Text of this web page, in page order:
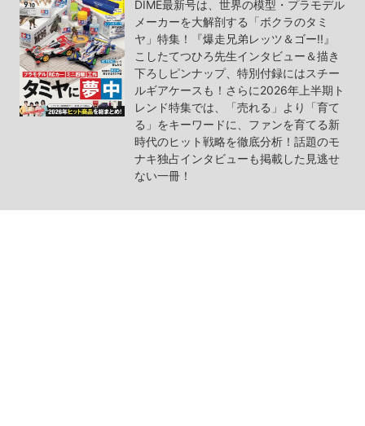
DIME最新号は、世界の模型・プラモデル
メーカーを大解剖する「ボクラのタミ
ヤ」特集！『爆走兄弟レッツ＆ゴー!!』
こしたてつひろ先生インタビュー＆描き
下ろしピンナップ、特別付録にはスチー
ルギアケースも！さらに2026年上半期ト
レンド特集では、「売れる」より「育て
る」をキーワードに、ファンを育てる新
時代のヒット戦略を徹底分析！話題のモ
ナキ独占インタビューも掲載した見逃せ
ない一冊！